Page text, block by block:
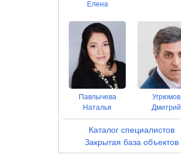
Елена
Павлычева
Наталья
Угрюмов
Дмитрий
Каталог специалистов
Закрытая база объектов